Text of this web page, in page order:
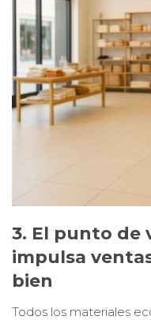
3. El punto de
impulsa
bien
Todos los materiales